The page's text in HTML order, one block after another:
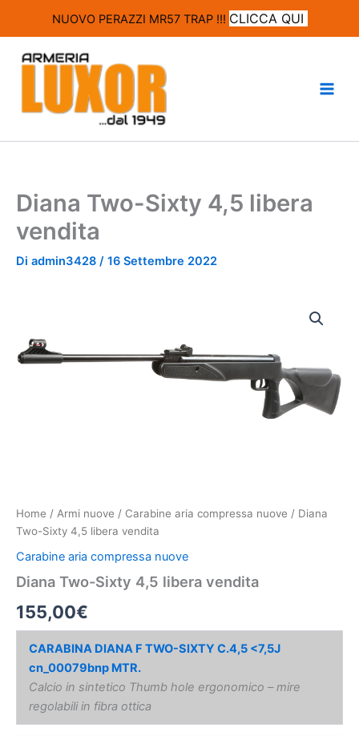
NUOVO PERAZZI MR57 TRAP !!! CLICCA QUI
Diana Two-Sixty 4,5 libera
vendita
Di admin3428 / 16 Settembre 2022
Home / Armi nuove / Carabine aria compressa nuove / Diana
Two-Sixty 4,5 libera vendita
Carabine aria compressa nuove
Diana Two-Sixty 4,5 libera vendita
155,00€
CARABINA DIANA F TWO-SIXTY C.4,5 <7,5J
cn_00079bnp MTR.
Calcio in sintetico Thumb hole ergonomico – mire
regolabili in fibra ottica